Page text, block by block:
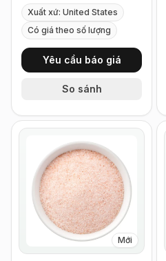
Xuất xứ: United States
Có giá theo số lượng
Yêu cầu báo giá
So sánh
Mới